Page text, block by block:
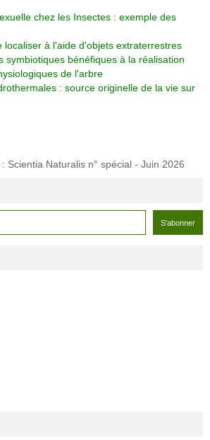
chez les Insectes : exemple des
localiser à l'aide d'objets extraterrestres
symbiotiques bénéfiques à la réalisation
de l'arbre
: source originelle de la vie sur
Scientia Naturalis n° spécial - Juin 2026